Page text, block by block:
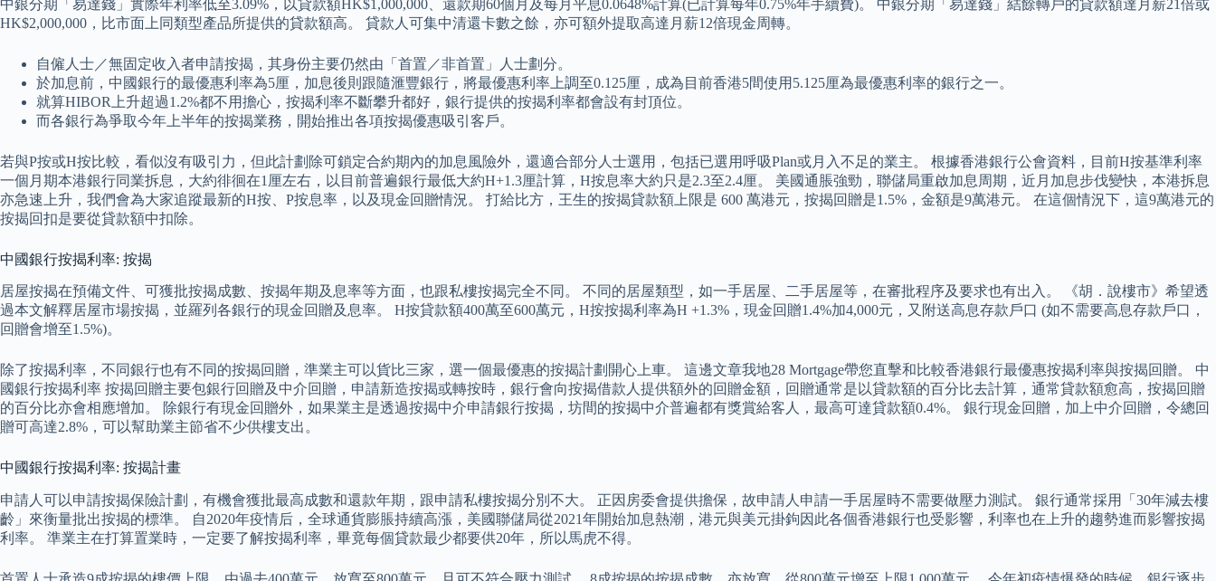
中銀分期「易達錢」實際年利率低至3.09%，以貸款額HK$1,000,000、還款期60個月及每月平息0.0648%計算(已計算每年0.75%年手續費)。 中銀分期「易達錢」結餘轉戶的貸款額達月薪21倍或
HK$2,000,000，比市面上同類型產品所提供的貸款額高。 貸款人可集中清還卡數之餘，亦可額外提取高達月薪12倍現金周轉。
自僱人士／無固定收入者申請按揭，其身份主要仍然由「首置／非首置」人士劃分。
於加息前，中國銀行的最優惠利率為5厘，加息後則跟隨滙豐銀行，將最優惠利率上調至0.125厘，成為目前香港5間使用5.125厘為最優惠利率的銀行之一。
就算HIBOR上升超過1.2%都不用擔心，按揭利率不斷攀升都好，銀行提供的按揭利率都會設有封頂位。
而各銀行為爭取今年上半年的按揭業務，開始推出各項按揭優惠吸引客戶。
若與P按或H按比較，看似沒有吸引力，但此計劃除可鎖定合約期內的加息風險外，還適合部分人士選用，包括已選用呼吸Plan或月入不足的業主。 根據香港銀行公會資料，目前H按基準利率
一個月期本港銀行同業拆息，大約徘徊在1厘左右，以目前普遍銀行最低大約H+1.3厘計算，H按息率大約只是2.3至2.4厘。 美國通脹強勁，聯儲局重啟加息周期，近月加息步伐變快，本港拆息
亦急速上升，我們會為大家追蹤最新的H按、P按息率，以及現金回贈情況。 打給比方，王生的按揭貸款額上限是 600 萬港元，按揭回贈是1.5%，金額是9萬港元。 在這個情況下，這9萬港元的
按揭回扣是要從貸款額中扣除。
中國銀行按揭利率: 按揭
居屋按揭在預備文件、可獲批按揭成數、按揭年期及息率等方面，也跟私樓按揭完全不同。 不同的居屋類型，如一手居屋、二手居屋等，在審批程序及要求也有出入。 《胡．說樓市》希望透
過本文解釋居屋市場按揭，並羅列各銀行的現金回贈及息率。 H按貸款額400萬至600萬元，H按按揭利率為H +1.3%，現金回贈1.4%加4,000元，又附送高息存款戶口 (如不需要高息存款戶口，
回贈會增至1.5%)。
除了按揭利率，不同銀行也有不同的按揭回贈，準業主可以貨比三家，選一個最優惠的按揭計劃開心上車。 這邊文章我地28 Mortgage帶您直擊和比較香港銀行最優惠按揭利率與按揭回贈。 中
國銀行按揭利率 按揭回贈主要包銀行回贈及中介回贈，申請新造按揭或轉按時，銀行會向按揭借款人提供額外的回贈金額，回贈通常是以貸款額的百分比去計算，通常貸款額愈高，按揭回贈
的百分比亦會相應增加。 除銀行有現金回贈外，如果業主是透過按揭中介申請銀行按揭，坊間的按揭中介普遍都有獎賞給客人，最高可達貸款額0.4%。 銀行現金回贈，加上中介回贈，令總回
贈可高達2.8%，可以幫助業主節省不少供樓支出。
中國銀行按揭利率: 按揭計畫
申請人可以申請按揭保險計劃，有機會獲批最高成數和還款年期，跟申請私樓按揭分別不大。 正因房委會提供擔保，故申請人申請一手居屋時不需要做壓力測試。 銀行通常採用「30年減去樓
齡」來衡量批出按揭的標準。 自2020年疫情后，全球通貨膨脹持續高漲，美國聯儲局從2021年開始加息熱潮，港元與美元掛鉤因此各個香港銀行也受影響，利率也在上升的趨勢進而影響按揭
利率。 準業主在打算置業時，一定要了解按揭利率，畢竟每個貸款最少都要供20年，所以馬虎不得。